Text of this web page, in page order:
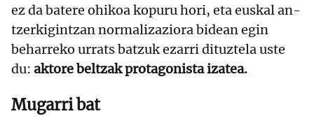
ez da batere ohikoa kopuru hori, eta euskal an-
tzerkigintzan normalizaziora bidean egin
beharreko urrats batzuk ezarri dituztela uste
du: aktore beltzak protagonista izatea.
Mugarri bat